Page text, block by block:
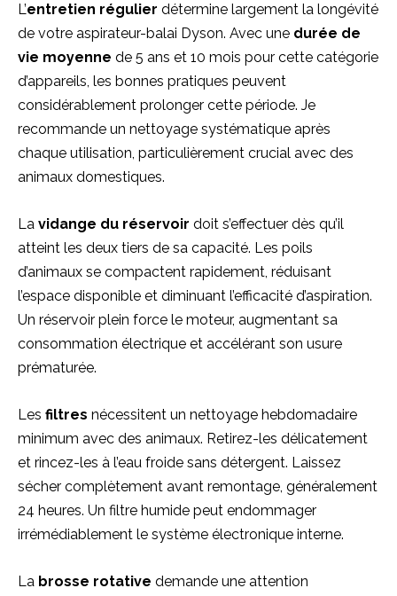
L’entretien régulier détermine largement la longévité
de votre aspirateur-balai Dyson. Avec une durée de
vie moyenne de 5 ans et 10 mois pour cette catégorie
d’appareils, les bonnes pratiques peuvent
considérablement prolonger cette période. Je
recommande un nettoyage systématique après
chaque utilisation, particulièrement crucial avec des
animaux domestiques.
La vidange du réservoir doit s’effectuer dès qu’il
atteint les deux tiers de sa capacité. Les poils
d’animaux se compactent rapidement, réduisant
l’espace disponible et diminuant l’efficacité d’aspiration.
Un réservoir plein force le moteur, augmentant sa
consommation électrique et accélérant son usure
prématurée.
Les filtres nécessitent un nettoyage hebdomadaire
minimum avec des animaux. Retirez-les délicatement
et rincez-les à l’eau froide sans détergent. Laissez
sécher complètement avant remontage, généralement
24 heures. Un filtre humide peut endommager
irrémédiablement le système électronique interne.
La brosse rotative demande une attention